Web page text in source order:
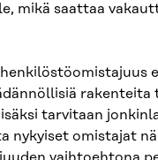
mikä saattaa
rakenteita
tarvitaan
nykyiset omistajat